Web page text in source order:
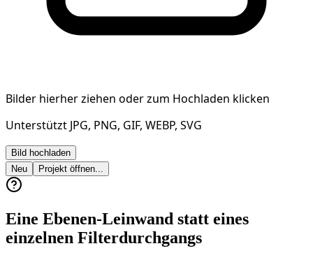
Bilder hierher ziehen oder zum Hochladen klicken
Unterstützt JPG, PNG, GIF, WEBP, SVG
Bild hochladen
Neu
Projekt öffnen...
Eine Ebenen-Leinwand statt eines
einzelnen Filterdurchgangs